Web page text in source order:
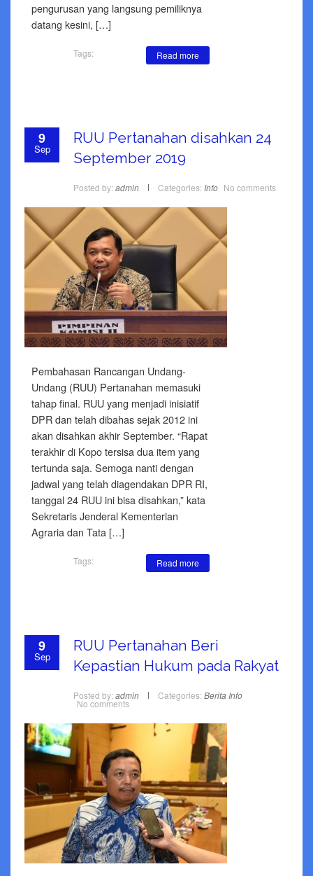
pengurusan yang langsung pemiliknya
datang kesini, […]
Read more
Tags:
9
Sep
RUU Pertanahan disahkan 24
September 2019
Posted by: admin Categories: Info No comments
Pembahasan Rancangan Undang-
Undang (RUU) Pertanahan memasuki
tahap final. RUU yang menjadi inisiatif
DPR dan telah dibahas sejak 2012 ini
akan disahkan akhir September. “Rapat
terakhir di Kopo tersisa dua item yang
tertunda saja. Semoga nanti dengan
jadwal yang telah diagendakan DPR RI,
tanggal 24 RUU ini bisa disahkan,” kata
Sekretaris Jenderal Kementerian
Agraria dan Tata […]
Read more
Tags:
9
Sep
RUU Pertanahan Beri
Kepastian Hukum pada Rakyat
Posted by: admin Categories: Berita Info
No comments